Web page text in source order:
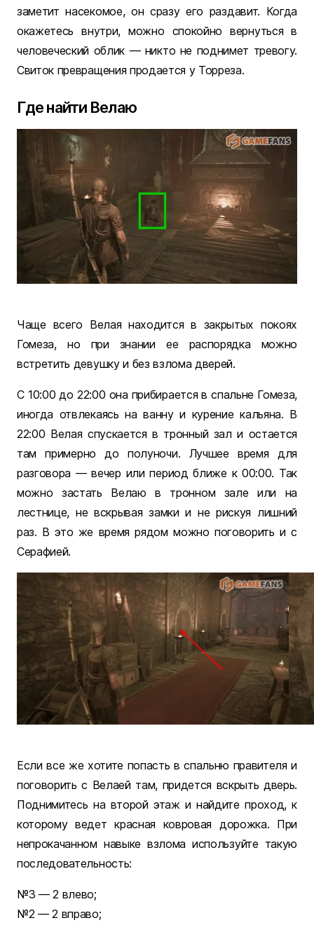
заметит насекомое, он сразу его раздавит. Когда
окажетесь внутри, можно спокойно вернуться в
человеческий облик — никто не поднимет тревогу.
Свиток превращения продается у Торреза.
Где найти Велаю
Чаще всего Велая находится в закрытых покоях
Гомеза, но при знании ее распорядка можно
встретить девушку и без взлома дверей.
С 10:00 до 22:00 она прибирается в спальне Гомеза,
иногда отвлекаясь на ванну и курение кальяна. В
22:00 Велая спускается в тронный зал и остается
там примерно до полуночи. Лучшее время для
разговора — вечер или период ближе к 00:00. Так
можно застать Велаю в тронном зале или на
лестнице, не вскрывая замки и не рискуя лишний
раз. В это же время рядом можно поговорить и с
Серафией.
Если все же хотите попасть в спальню правителя и
поговорить с Велаей там, придется вскрыть дверь.
Поднимитесь на второй этаж и найдите проход, к
которому ведет красная ковровая дорожка. При
непрокачанном навыке взлома используйте такую
последовательность:
№3 — 2 влево;
№2 — 2 вправо;